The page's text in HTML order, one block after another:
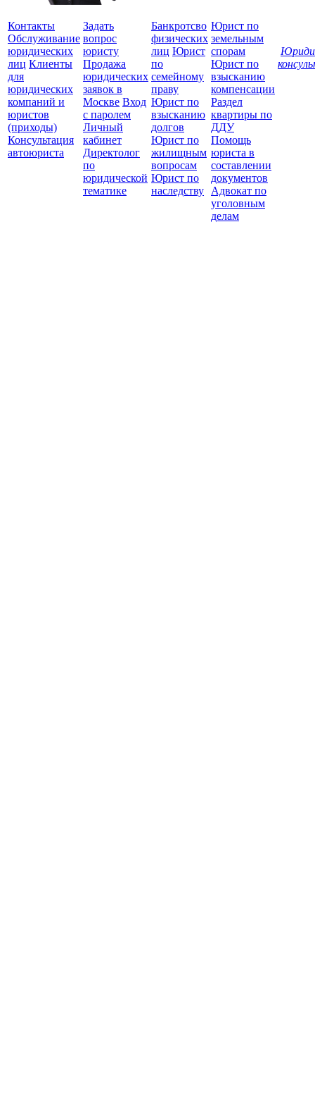
Контакты
Обслуживание
юридических
лиц Клиенты
для
юридических
компаний и
юристов
(приходы)
Консультация
автоюриста
Задать
вопрос
юристу
Продажа
юридических
заявок в
Москве Вход
с паролем
Личный
кабинет
Директолог
по
юридической
тематике
Банкротсво
физических
лиц Юрист
по
семейному
праву
Юрист по
взысканию
долгов
Юрист по
жилищным
вопросам
Юрист по
наследству
Юрист по
земельным
спорам
Юрист по
взысканию
компенсации
Раздел
квартиры по
ДДУ
Помощь
юриста в
составлении
документов
Адвокат по
уголовным
делам